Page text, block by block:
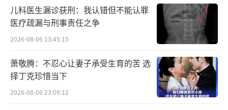
儿科医生漏诊获刑：我认错但不能认罪
医疗疏漏与刑事责任之争
2026-08-06 13:45:15
萧敬腾：不忍心让妻子承受生育的苦 选
择丁克珍惜当下
2026-08-06 23:09:12